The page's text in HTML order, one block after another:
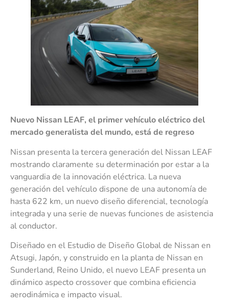
Nuevo Nissan LEAF, el primer vehículo eléctrico del
mercado generalista del mundo, está de regreso
Nissan presenta la tercera generación del Nissan LEAF
mostrando claramente su determinación por estar a la
vanguardia de la innovación eléctrica. La nueva
generación del vehículo dispone de una autonomía de
hasta 622 km, un nuevo diseño diferencial, tecnología
integrada y una serie de nuevas funciones de asistencia
al conductor.
Diseñado en el Estudio de Diseño Global de Nissan en
Atsugi, Japón, y construido en la planta de Nissan en
Sunderland, Reino Unido, el nuevo LEAF presenta un
dinámico aspecto crossover que combina eficiencia
aerodinámica e impacto visual.